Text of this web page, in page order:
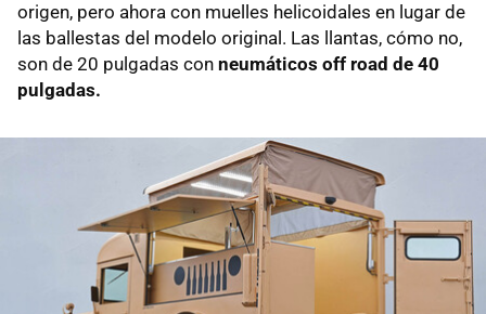
origen, pero ahora con muelles helicoidales en lugar de
las ballestas del modelo original. Las llantas, cómo no,
son de 20 pulgadas con neumáticos off road de 40
pulgadas.